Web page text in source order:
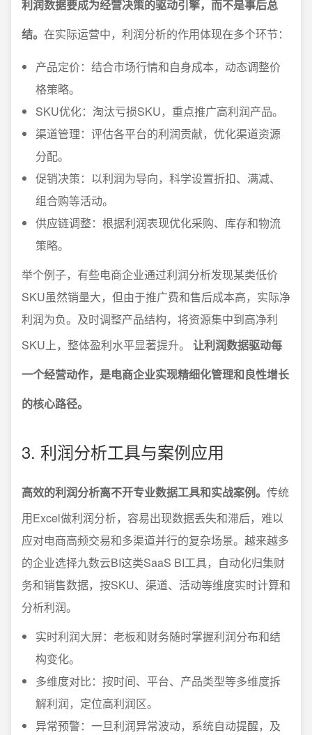
利润数据要成为经营决策的驱动引擎，而不是事后总
结。 在实际运营中，利润分析的作用体现在多个环节：
产品定价：结合市场行情和自身成本，动态调整价
格策略。
SKU优化：淘汰亏损SKU，重点推广高利润产品。
渠道管理：评估各平台的利润贡献，优化渠道资源
分配。
促销决策：以利润为导向，科学设置折扣、满减、
组合购等活动。
供应链调整：根据利润表现优化采购、库存和物流
策略。
举个例子，有些电商企业通过利润分析发现某类低价
SKU虽然销量大，但由于推广费和售后成本高，实际净
利润为负。及时调整产品结构，将资源集中到高净利
SKU上，整体盈利水平显著提升。 让利润数据驱动每
一个经营动作，是电商企业实现精细化管理和良性增长
的核心路径。
3. 利润分析工具与案例应用
高效的利润分析离不开专业数据工具和实战案例。 传统
用Excel做利润分析，容易出现数据丢失和滞后，难以
应对电商高频交易和多渠道并行的复杂场景。越来越多
的企业选择九数云BI这类SaaS BI工具，自动化归集财
务和销售数据，按SKU、渠道、活动等维度实时计算和
分析利润。
实时利润大屏：老板和财务随时掌握利润分布和结
构变化。
多维度对比：按时间、平台、产品类型等多维度拆
解利润，定位高利润区。
异常预警：一旦利润异常波动，系统自动提醒，及